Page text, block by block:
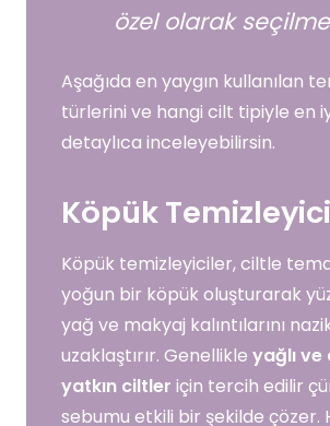
özel olarak
Aşağıda en yaygın kullanılan
türlerini ve hangi cilt tipiyle en
detaylıca inceleyebilirsin.
Köpük
Köpük temizleyiciler, ciltle
yoğun bir köpük oluşturarak
yağ ve makyaj kalıntılarını
uzaklaştırır. Genellikle yağlı
yatkın ciltler için tercih edilir
sebumu etkili bir şekilde çözer.